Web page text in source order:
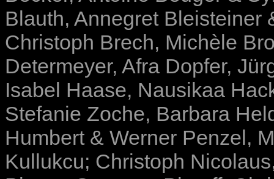
Blauth, Annegret Bleisteiner
Christoph Brech, Michèle
Determeyer, Afra Dopfer,
Isabel Haase, Nausikaa
Stefanie Zoche, Barbara
Humbert & Werner Penzel ,
Kullukcu; Christoph Nicolaus